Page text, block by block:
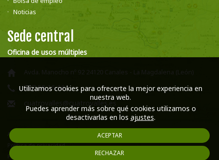
Noticias
Sede central
Oficina de usos múltiples
Avda. Manocho nº 92 24120 Canales - La Magdalena (León)
987 58 16 66
cuatrovalles@cuatrovalles.es
Aviso legal
Política de privacidad
Política de cookies
Utilizamos cookies para ofrecerte la mejor experiencia en
nuestra web.
Puedes aprender más sobre qué cookies utilizamos o
desactivarlas en los ajustes.
ACEPTAR
RECHAZAR